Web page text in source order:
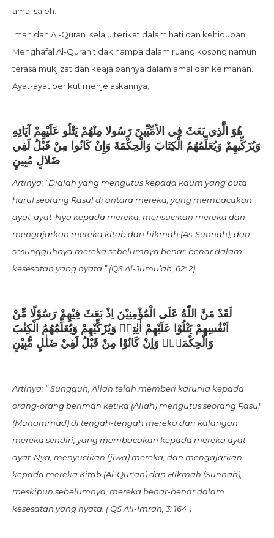
amal saleh.
Iman dan Al-Quran selalu terikat dalam hati dan kehidupan,
Menghafal Al-Quran tidak hampa dalam ruang kosong namun
terasa mukjizat dan keajaibannya dalam amal dan keimanan.
Ayat-ayat berikut menjelaskannya;
هُوَ الَّذِي بَعَثَ فِي الأمِّيِّينَ رَسُولا مِنْهُمْ يَتْلُو عَلَيْهِمْ آيَاتِهِ
وَيُزَكِّيهِمْ وَيُعَلِّمُهُمُ الْكِتَابَ وَالْحِكْمَةَ وَإِنْ كَانُوا مِنْ قَبْلُ لَفِي
ضَلالٍ مُبِينٍ
Artinya: “Dialah yang mengutus kepada kaum yang buta
huruf seorang Rasul di antara mereka, yang membacakan
ayat-ayat-Nya kepada mereka, mensucikan mereka dan
mengajarkan mereka kitab dan hikmah (As-Sunnah); dan
sesungguhnya mereka sebelumnya benar-benar dalam
kesesatan yang nyata.” (QS Al-Jumu’ah, 62: 2).
لَقَدْ مَنَّ اللّٰهُ عَلَى الْمُؤْمِنِيْنَ اِذْ بَعَثَ فِيْهِمْ رَسُوْلًا مِّنْ
اَنْفُسِهِمْ يَتْلُوْا عَلَيْهِمْ اٰيٰتِهٖ وَيُزَكِّيْهِمْ وَيُعَلِّمُهُمُ الْكِتٰبَ
وَالْحِكْمَةَۚ وَاِنْ كَانُوْا مِنْ قَبْلُ لَفِيْ ضَلٰلٍ مُّبِيْنٍ
Artinya: “ Sungguh, Allah telah memberi karunia kepada
orang-orang beriman ketika (Allah) mengutus seorang Rasul
(Muhammad) di tengah-tengah mereka dari kalangan
mereka sendiri, yang membacakan kepada mereka ayat-
ayat-Nya, menyucikan (jiwa) mereka, dan mengajarkan
kepada mereka Kitab (Al-Qur'an) dan Hikmah (Sunnah),
meskipun sebelumnya, mereka benar-benar dalam
kesesatan yang nyata. ( QS Ali-Imran, 3: 164 )